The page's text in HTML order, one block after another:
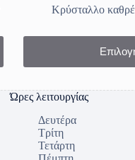
15.80€
23.60€
Κρύσταλλο
Αυτό
προϊόν
πολλαπλές
παραλλαγές.
επιλογές
μπορούν
Ώρες λειτουργίας
Δευτέρα
Τρίτη
Τετάρτη